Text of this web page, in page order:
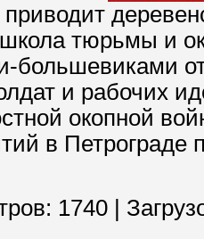
тюрьмы и
большевиками
и рабочих
окопной
в
1740 |